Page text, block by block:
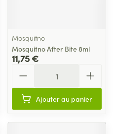
Mosquitno
Mosquitno After Bite 8ml
11,75 €
Ajouter au panier